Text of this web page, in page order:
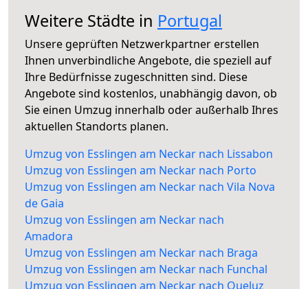
Weitere Städte in Portugal
Unsere geprüften Netzwerkpartner erstellen
Ihnen unverbindliche Angebote, die speziell auf
Ihre Bedürfnisse zugeschnitten sind. Diese
Angebote sind kostenlos, unabhängig davon, ob
Sie einen Umzug innerhalb oder außerhalb Ihres
aktuellen Standorts planen.
Umzug von Esslingen am Neckar nach Lissabon
Umzug von Esslingen am Neckar nach Porto
Umzug von Esslingen am Neckar nach Vila Nova
de Gaia
Umzug von Esslingen am Neckar nach
Amadora
Umzug von Esslingen am Neckar nach Braga
Umzug von Esslingen am Neckar nach Funchal
Umzug von Esslingen am Neckar nach Queluz